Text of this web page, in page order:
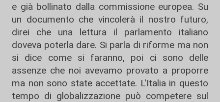
e già bollinato dalla commissione europea. Su
un documento che vincolerà il nostro futuro,
direi che una lettura il parlamento italiano
doveva poterla dare. Si parla di riforme ma non
si dice come si faranno, poi ci sono delle
assenze che noi avevamo provato a proporre
ma non sono state accettate. L'Italia in questo
tempo di globalizzazione può competere sul